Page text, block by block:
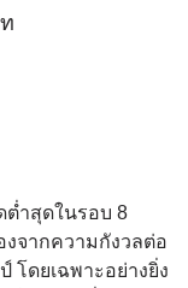
ต่ำสุดในรอบ 8
งจากความกังวลต่อ
โดยเฉพาะอย่างยิ่ง